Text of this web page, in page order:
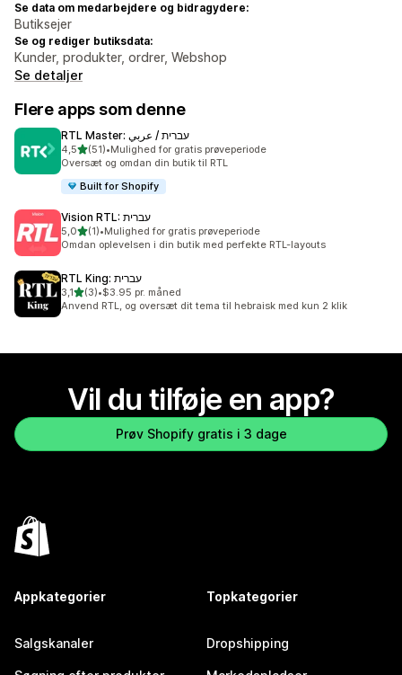
Se data om medarbejdere og bidragydere:
Butiksejer
Se og rediger butiksdata:
Kunder, produkter, ordrer, Webshop
Se detaljer
Flere apps som denne
RTL Master: עברית / عربي
4,5ud af 5 stjerner
(51)
51 anmeldelser i alt
•Mulighed for gratis prøveperiode
Oversæt og omdan din butik til RTL
Built for Shopify
Vision RTL: עברית
5,0ud af 5 stjerner
(1)
1 anmeldelser i alt
•Mulighed for gratis prøveperiode
Omdan oplevelsen i din butik med perfekte RTL-layouts
RTL King: עברית
3,1ud af 5 stjerner
(3)
3 anmeldelser i alt
•$3.95 pr. måned
Anvend RTL, og oversæt dit tema til hebraisk med kun 2 klik
Vil du tilføje en app?
Prøv Shopify gratis i 3 dage
Appkategorier
Salgskanaler
Topkategorier
Dropshipping